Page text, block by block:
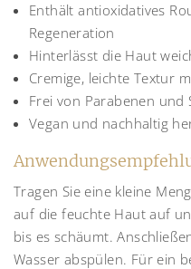
Enthält antioxidatives
Regeneration
Hinterlässt die Haut
Cremige, leichte Textur
Frei von Parabenen und
Vegan und nachhaltig
Tragen Sie eine kleine
auf die feuchte Haut auf
bis es schäumt.
Wasser abspülen. Für ein